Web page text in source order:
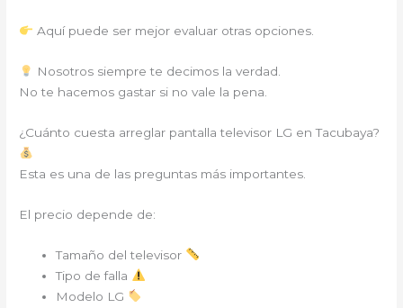
Aquí puede ser mejor evaluar otras opciones.
Nosotros siempre te decimos la verdad.
No te hacemos gastar si no vale la pena.
¿Cuánto cuesta arreglar pantalla televisor LG en Tacubaya?
Esta es una de las preguntas más importantes.
El precio depende de:
Tamaño del televisor
Tipo de falla
Modelo LG